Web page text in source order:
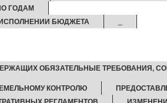
ГОДАМ
БЮДЖЕТА
ОБЯЗАТЕЛЬНЫЕ ТРЕБОВАНИЯ,
КОНТРОЛЮ